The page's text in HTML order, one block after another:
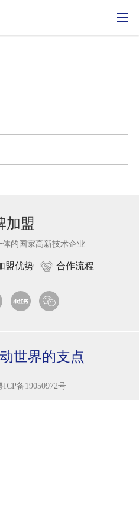
加盟
的国家高新技术企业
盟优势 合作流程
世界的支点
ICP备19050972号